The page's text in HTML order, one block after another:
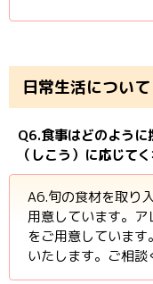
日常生活について
Q6.食事はどのよう
（しこう）に応じてく
A6.旬の食材を取り
用意しています。
をご用意していま
いたします。ご相談